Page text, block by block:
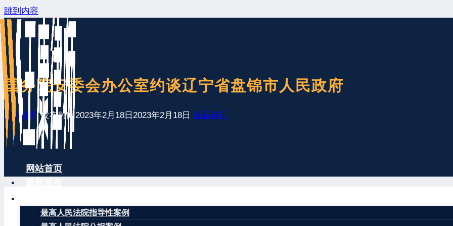
跳到内容
网站首页
最高人民法院指导性案例
国务院安委会办公室约谈辽宁省盘锦市人民政府
王康律师 发布时间2023年2月18日 2023年2月18日 最新资讯
2月17日，针对辽宁盘锦1月15日发生的浩业化工重大爆炸着火事故，国务院安委会办公室约谈了盘锦市人民政府